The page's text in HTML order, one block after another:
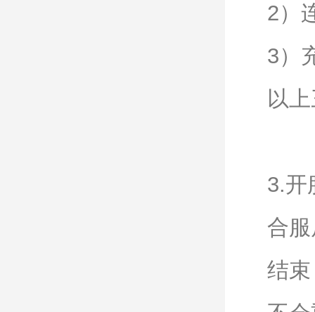
2）
3）
以
3.开
合
结